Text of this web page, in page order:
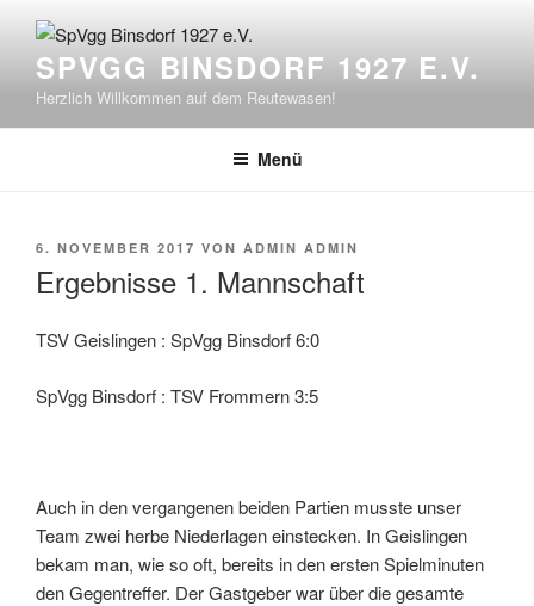
Inhalt
springenSPVGG BINSDORF 1927 E.V.
Herzlich Willkommen auf dem Reutewasen!
Menü
VERÖFFENTLICHT
6. NOVEMBER 2017 VON ADMIN ADMIN
Ergebnisse 1. Mannschaft
TSV Geislingen : SpVgg Binsdorf 6:0
SpVgg Binsdorf : TSV Frommern 3:5
Auch in den vergangenen beiden Partien musste unser
Team zwei herbe Niederlagen einstecken. In Geislingen
bekam man, wie so oft, bereits in den ersten Spielminuten
den Gegentreffer. Der Gastgeber war über die gesamte